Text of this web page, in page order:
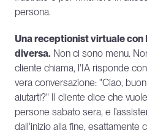
persona.
Una receptionist virtuale con
diversa. Non ci sono menu.
cliente chiama, l'IA risponde
vera conversazione: "Ciao,
aiutarti?" Il cliente dice che
persone sabato sera, e
dall'inizio alla fine, esattamente